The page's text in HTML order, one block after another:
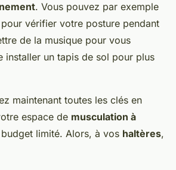
. Vous pouvez par exemple
vérifier votre posture pendant
de la musique pour vous
installer un tapis de sol pour plus
maintenant toutes les clés en
espace de musculation à
limité. Alors, à vos haltères,